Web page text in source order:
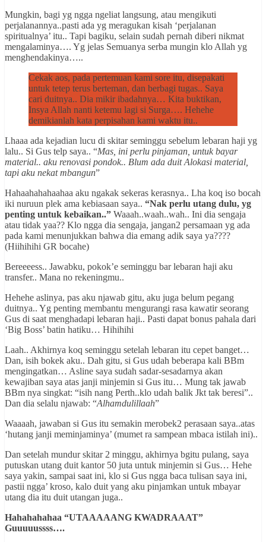
Mungkin, bagi yg ngga ngeliat langsung, atau mengikuti
perjalanannya..pasti ada yg meragukan kisah ‘perjalanan
spiritualnya’ itu.. Tapi bagiku, selain sudah pernah diberi nikmat
mengalaminya…. Yg jelas Semuanya serba mungin klo Allah yg
menghendakinya…..
Cekak aos, pada pertemuan kami sore itu, disepakati
untuk tetep terus berteman, dan berbagi tugas.. Saya
cari duitnya.. Dia mikir ibadahnya… Kita buktikan,
Insya Allah nanti ketemu lagi si Surga…. Hehehe
demikianlah kata perpisahan kami waktu itu..
Lhaaa ada kejadian lucu di skitar seminggu sebelum lebaran haji yg
lalu.. Si Gus telp saya.. “Mas, ini perlu pinjaman, untuk bayar
material.. aku renovasi pondok.. Blum ada duit Alokasi material,
tapi aku nekat mbangun”
Hahaahahahaahaa aku ngakak sekeras kerasnya.. Lha koq iso bocah
iki nuruun plek ama kebiasaan saya.. “Nak perlu utang dulu, yg
penting untuk kebaikan..” Waaah..waah..wah.. Ini dia sengaja
atau tidak yaa?? Klo ngga dia sengaja, jangan2 persamaan yg ada
pada kami menunjukkan bahwa dia emang adik saya ya????
(Hiihihihi GR bocahe)
Bereeeess.. Jawabku, pokok’e seminggu bar lebaran haji aku
transfer.. Mana no rekeningmu..
Hehehe aslinya, pas aku njawab gitu, aku juga belum pegang
duitnya.. Yg penting membantu mengurangi rasa kawatir seorang
Gus di saat menghadapi lebaran haji.. Pasti dapat bonus pahala dari
‘Big Boss’ batin hatiku… Hihihihi
Laah.. Akhirnya koq seminggu setelah lebaran itu cepet banget…
Dan, isih bokek aku.. Dah gitu, si Gus udah beberapa kali BBm
mengingatkan… Asline saya sudah sadar-sesadarnya akan
kewajiban saya atas janji minjemin si Gus itu… Mung tak jawab
BBm nya singkat: “isih nang Perth..klo udah balik Jkt tak beresi”..
Dan dia selalu njawab: “Alhamdulillaah”
Waaaah, jawaban si Gus itu semakin merobek2 perasaan saya..atas
‘hutang janji meminjaminya’ (mumet ra sampean mbaca istilah ini)..
Dan setelah mundur skitar 2 minggu, akhirnya bgitu pulang, saya
putuskan utang duit kantor 50 juta untuk minjemin si Gus… Hehe
saya yakin, sampai saat ini, klo si Gus ngga baca tulisan saya ini,
pastii ngga’ kroso, kalo duit yang aku pinjamkan untuk mbayar
utang dia itu duit utangan juga..
Hahahahahaa “UTAAAAANG KWADRAAAT”
Guuuuussss….